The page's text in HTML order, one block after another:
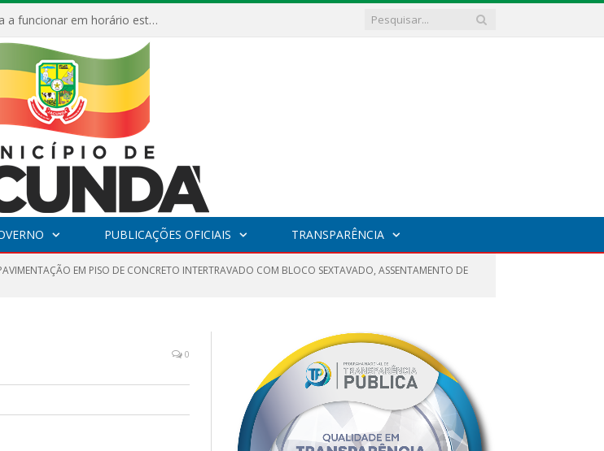
ESF Alto Paraíso é reinaugurada e passa a funcionar em horário estendido
PUBLICAÇÕES OFICIAIS TRANSPARÊNCIA
EM PISO DE CONCRETO INTERTRAVADO COM BLOCO SEXTAVADO, ASSENTAMENTO DE
0